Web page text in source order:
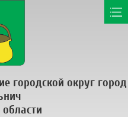
городской округ город